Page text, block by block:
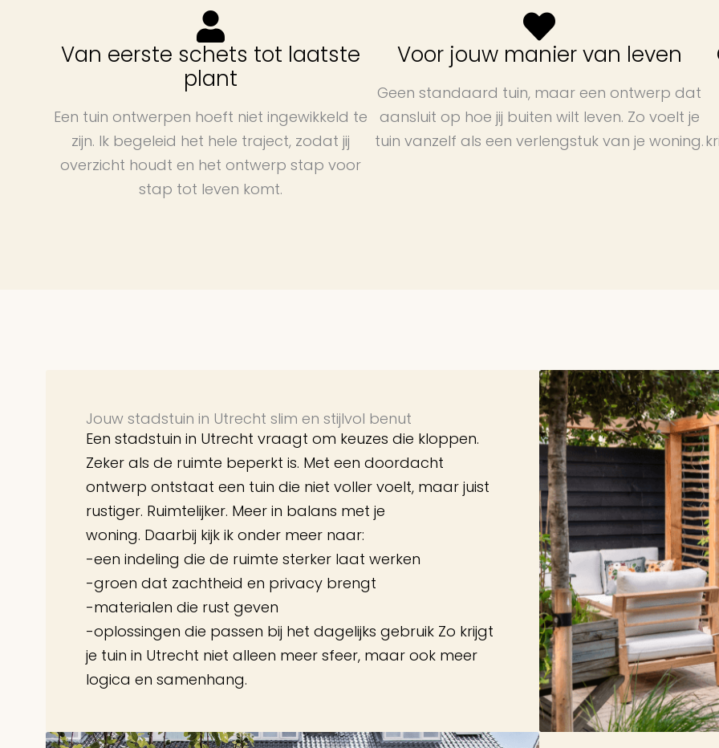
Van eerste schets tot laatste
plant
Een tuin ontwerpen hoeft niet ingewikkeld te
zijn. Ik begeleid het hele traject, zodat jij
overzicht houdt en het ontwerp stap voor
stap tot leven komt.
Voor jouw manier van leven
Geen standaard tuin, maar een ontwerp dat
aansluit op hoe jij buiten wilt leven. Zo voelt je
tuin vanzelf als een verlengstuk van je woning.
Jouw stadstuin in Utrecht slim en stijlvol benut
Een stadstuin in Utrecht vraagt om keuzes die kloppen.
Zeker als de ruimte beperkt is. Met een doordacht
ontwerp ontstaat een tuin die niet voller voelt, maar juist
rustiger. Ruimtelijker. Meer in balans met je
woning. Daarbij kijk ik onder meer naar:
-een indeling die de ruimte sterker laat werken
-groen dat zachtheid en privacy brengt
-materialen die rust geven
-oplossingen die passen bij het dagelijks gebruik Zo krijgt
je tuin in Utrecht niet alleen meer sfeer, maar ook meer
logica en samenhang.